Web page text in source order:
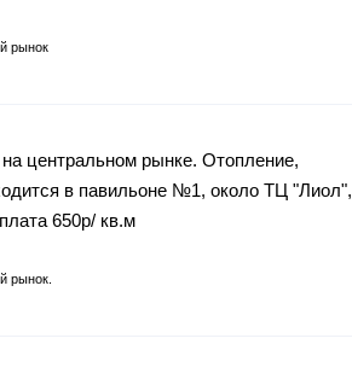
рынок
центральном рынке. Отопление,
в павильоне №1, около ТЦ "Лиол",
650р/ кв.м
рынок.